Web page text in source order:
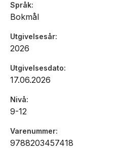
Språk
Bokmål
Utgivelsesår
2026
Utgivelsesdato
17.06.2026
Nivå
9-12
Varenummer
9788203457418